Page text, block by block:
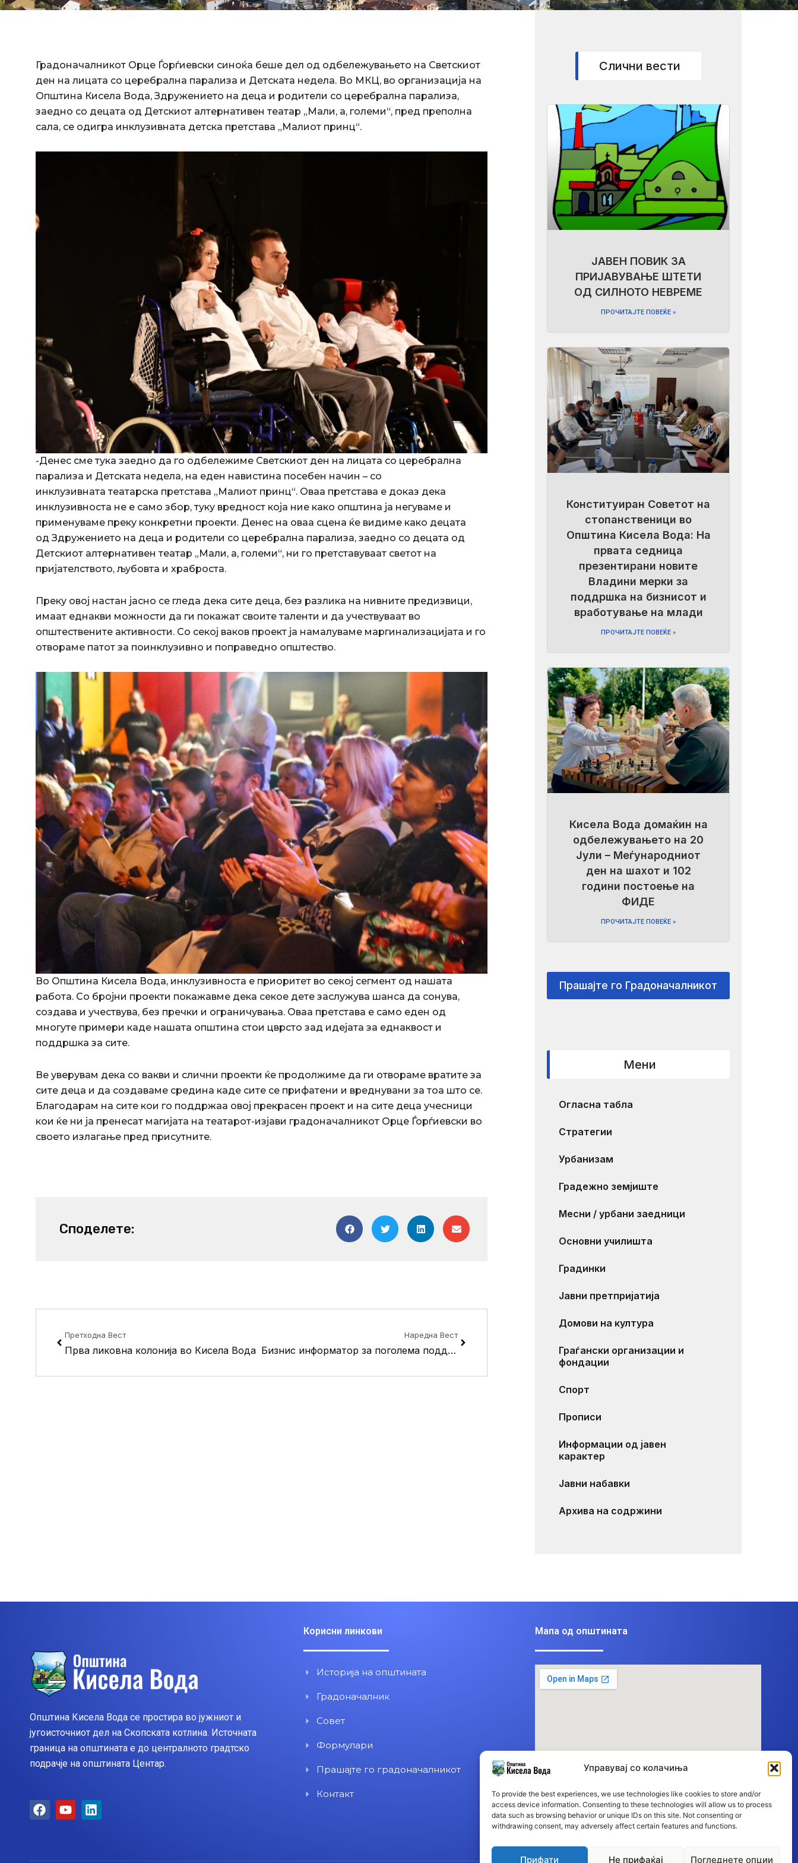
Управувај со колачиња
To provide the best experiences, we use technologies like cookies to store and/or
access device information. Consenting to these technologies will allow us to process
data such as browsing behavior or unique IDs on this site. Not consenting or
withdrawing consent, may adversely affect certain features and functions.
Прифати Не прифаќај Погледнете опции
Градоначалникот Орце Ѓорѓиевски синоќа беше дел од одбележувањето на Светскиот
ден на лицата со церебрална парализа и Детската недела. Во МКЦ, во организација на
Општина Кисела Вода, Здружението на деца и родители со церебрална парализа,
заедно со децата од Детскиот алтернативен театар „Мали, а, големи“, пред преполна
сала, се одигра инклузивната детска претстава „Малиот принц“.
-Денес сме тука заедно да го одбележиме Светскиот ден на лицата со церебрална
парализа и Детската недела, на еден навистина посебен начин – со
инклузивната театарска претстава „Малиот принц“. Оваа претстава е доказ дека
инклузивноста не е само збор, туку вредност која ние како општина ја негуваме и
применуваме преку конкретни проекти. Денес на оваа сцена ќе видиме како децата
од Здружението на деца и родители со церебрална парализа, заедно со децата од
Детскиот алтернативен театар „Мали, а, големи“, ни го претставуваат светот на
пријателството, љубовта и храброста.
Преку овој настан јасно се гледа дека сите деца, без разлика на нивните предизвици,
имаат еднакви можности да ги покажат своите таленти и да учествуваат во
општествените активности. Со секој ваков проект ја намалуваме маргинализацијата и го
отвораме патот за поинклузивно и поправедно општество.
Во Општина Кисела Вода, инклузивноста е приоритет во секој сегмент од нашата
работа. Со бројни проекти покажавме дека секое дете заслужува шанса да сонува,
создава и учествува, без пречки и ограничувања. Оваа претстава е само еден од
многуте примери каде нашата општина стои цврсто зад идејата за еднаквост и
поддршка за сите.
Ве уверувам дека со вакви и слични проекти ќе продолжиме да ги отвораме вратите за
сите деца и да создаваме средина каде сите се прифатени и вреднувани за тоа што се.
Благодарам на сите кои го поддржаа овој прекрасен проект и на сите деца учесници
кои ќе ни ја пренесат магијата на театарот-изјави градоначалникот Орце Ѓорѓиевски во
своето излагање пред присутните.
Споделете:
Претходна Вест
Прва ликовна колонија во Кисела Вода
Наредна Вест
Бизнис информатор за поголема поддршка на деловните субјекти од Кисела Вода
Слични вести
ЈАВЕН ПОВИК ЗА
ПРИЈАВУВАЊЕ ШТЕТИ
ОД СИЛНОТО НЕВРЕМЕ
ПРОЧИТАЈТЕ ПОВЕЌЕ »
Конституиран Советот на
стопанственици во
Општина Кисела Вода: На
првата седница
презентирани новите
Владини мерки за
поддршка на бизнисот и
вработување на млади
ПРОЧИТАЈТЕ ПОВЕЌЕ »
Кисела Вода домаќин на
одбележувањето на 20
Јули – Меѓународниот
ден на шахот и 102
години постоење на
ФИДЕ
ПРОЧИТАЈТЕ ПОВЕЌЕ »
Прашајте го Градоначалникот
Мени
Огласна табла
Стратегии
Урбанизам
Градежно земјиште
Месни / урбани заедници
Основни училишта
Градинки
Јавни претпријатија
Домови на култура
Граѓански организации и
фондации
Спорт
Прописи
Информации од јавен
карактер
Јавни набавки
Архива на содржини
Општина Кисела Вода се простира во јужниот и
југоисточниот дел на Скопската котлина. Источната
граница на општината е до централното градтско
подрачје на општината Центар.
F
a
Y
o
L
i
Корисни линкови
Историја на општината
Градоначалник
Совет
Формулари
Прашајте го градоначалникот
Контакт
Мапа од општината